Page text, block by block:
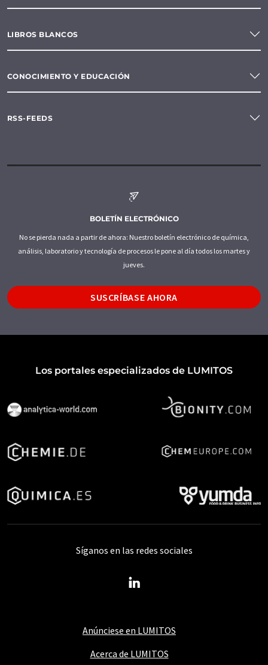
LIBROS BLANCOS
CONOCIMIENTO Y EDUCACIÓN
RSS-FEEDS
BOLETÍN ELECTRÓNICO
No se pierda nada a partir de ahora: Nuestro boletín electrónico de química,
análisis, laboratorio y tecnología de procesos le pone al día todos los martes y
jueves.
SUSCRÍBASE AHORA
Los portales especializados de LUMITOS
Anúnciese en LUMITOS
Acerca de LUMITOS
Síganos en las redes sociales